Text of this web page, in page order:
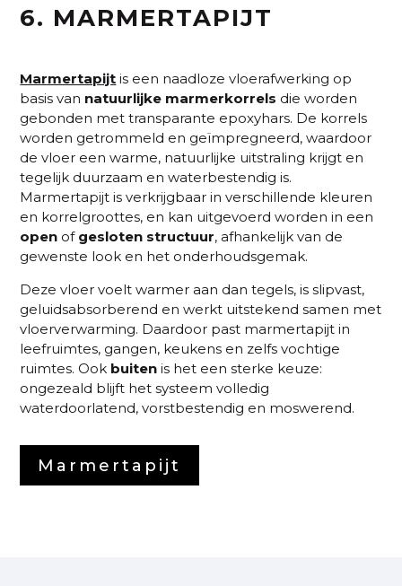
6. MARMERTAPIJT
Marmertapijt is een naadloze vloerafwerking op
basis van natuurlijke marmerkorrels die worden
gebonden met transparante epoxyhars. De korrels
worden getrommeld en geïmpregneerd, waardoor
de vloer een warme, natuurlijke uitstraling krijgt en
tegelijk duurzaam en waterbestendig is.
Marmertapijt is verkrijgbaar in verschillende kleuren
en korrelgroottes, en kan uitgevoerd worden in een
open of gesloten structuur, afhankelijk van de
gewenste look en het onderhoudsgemak.
Deze vloer voelt warmer aan dan tegels, is slipvast,
geluidsabsorberend en werkt uitstekend samen met
vloerverwarming. Daardoor past marmertapijt in
leefruimtes, gangen, keukens en zelfs vochtige
ruimtes. Ook buiten is het een sterke keuze:
ongezeald blijft het systeem volledig
waterdoorlatend, vorstbestendig en moswerend.
Marmertapijt